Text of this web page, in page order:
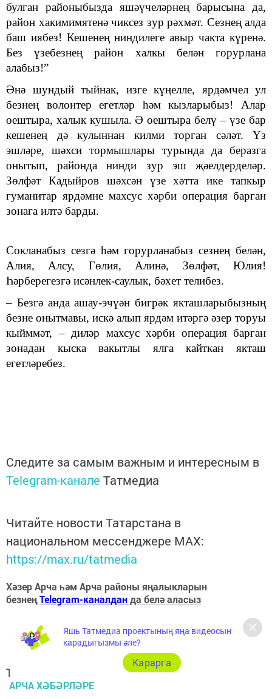
булган районыбызда яшәүчеләрнең барысына да,
район хакимимятенә чиксез зур рәхмәт. Сезнең алда
баш иябез! Кешенең ниндилеге авыр чакта күренә.
Без үзебезнең район халкы белән горурлана
алабыз!”
Әнә шундый тыйнак, изге күңелле, ярдәмчел ул
безнең волонтер егетләр һәм кызларыбыз! Алар
оештыра, халык кушыла. Ә оештыра белү – үзе бар
кешенең дә кулыннан килми торган сәләт. Үз
эшләре, шәхси тормышлары турында да беразга
онытып, районда нинди зур эш җәелдерделәр.
Зөлфәт Кадыйров шәхсән үзе хәтта ике тапкыр
гуманитар ярдәмне махсус хәрби операция барган
зонага илтә барды.
Сокланабыз сезгә һәм горурланабыз сезнең белән,
Алия, Алсу, Гөлия, Алинә, Зөлфәт, Юлия!
Һәрберегезгә исәнлек-саулык, бәхет телибез.
– Безгә анда ашау-эчүән бигрәк якташларыбызның
безне онытмавы, искә алып ярдәм итәргә әзер торуы
кыйммәт, – диләр махсус хәрби операция барган
зонадан кыска вакытлы ялга кайткан якташ
егетләребез.
Следите за самым важным и интересным в
Telegram-канале Татмедиа
Читайте новости Татарстана в
национальном мессенджере MАХ:
https://max.ru/tatmedia
Хәзер Арча һәм Арча районы яңалыкларын
безнеңTelegram-каналданда белә аласыз
Теги:
АРЧА ХӘБӘРЛӘРЕ
Яшь Татмедиа проектының яңа видеосын
карадыгызмы әле?
Карарга